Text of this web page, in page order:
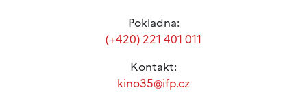
Pokladna:
(+420) 221 401 011
Kontakt:
kino35@ifp.cz